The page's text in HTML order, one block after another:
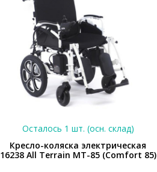
Осталось 1 шт. (осн. склад)
Кресло-коляска электрическая
16238 All Terrain MT-85 (Comfort 85)